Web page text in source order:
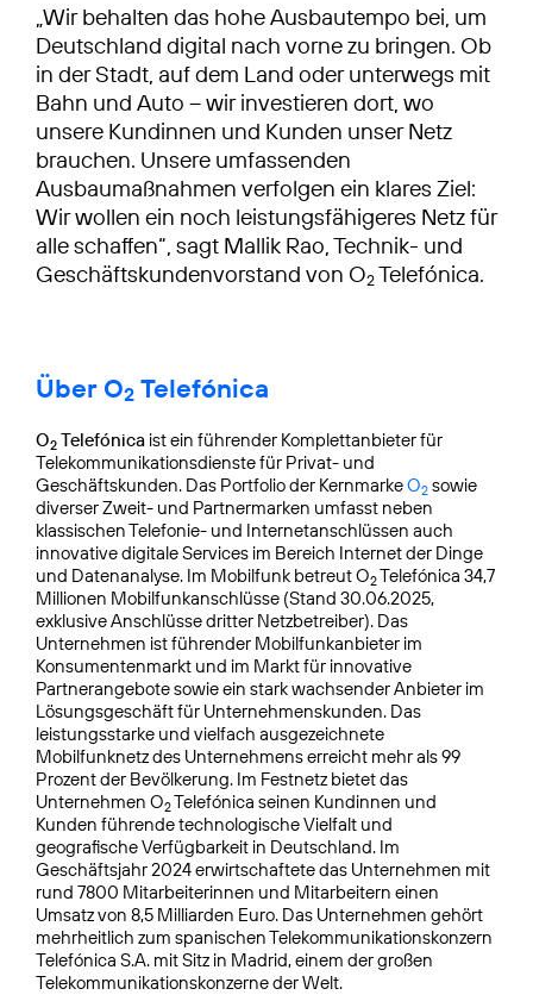
„Wir behalten das hohe Ausbautempo bei, um
Deutschland digital nach vorne zu bringen. Ob
in der Stadt, auf dem Land oder unterwegs mit
Bahn und Auto – wir investieren dort, wo
unsere Kundinnen und Kunden unser Netz
brauchen. Unsere umfassenden
Ausbaumaßnahmen verfolgen ein klares Ziel:
Wir wollen ein noch leistungsfähigeres Netz für
alle schaffen“, sagt Mallik Rao, Technik- und
Geschäftskundenvorstand von O2Telefónica.
Über O2 Telefónica
O2 Telefónica ist ein führender Komplettanbieter für
Telekommunikationsdienste für Privat- und
Geschäftskunden. Das Portfolio der KernmarkeO2 sowie
diverser Zweit- und Partnermarken umfasst neben
klassischen Telefonie- und Internetanschlüssen auch
innovative digitale Services im Bereich Internet der Dinge
und Datenanalyse. Im Mobilfunk betreut O2Telefónica 34,7
Millionen Mobilfunkanschlüsse (Stand 30.06.2025,
exklusive Anschlüsse dritter Netzbetreiber). Das
Unternehmen ist führender Mobilfunkanbieter im
Konsumentenmarkt und im Markt für innovative
Partnerangebote sowie ein stark wachsender Anbieter im
Lösungsgeschäft für Unternehmenskunden. Das
leistungsstarke und vielfach ausgezeichnete
Mobilfunknetz des Unternehmens erreicht mehr als 99
Prozent der Bevölkerung. Im Festnetz bietet das
Unternehmen O2Telefónica seinen Kundinnen und
Kunden führende technologische Vielfalt und
geografische Verfügbarkeit in Deutschland. Im
Geschäftsjahr 2024 erwirtschaftete das Unternehmen mit
rund 7800 Mitarbeiterinnen und Mitarbeitern einen
Umsatz von 8,5 Milliarden Euro. Das Unternehmen gehört
mehrheitlich zum spanischen Telekommunikationskonzern
Telefónica S.A. mit Sitz in Madrid, einem der großen
Telekommunikationskonzerne der Welt.